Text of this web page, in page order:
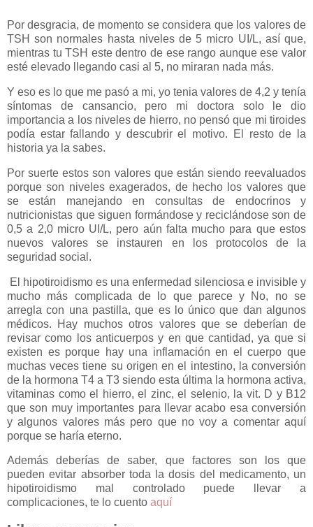
Por desgracia, de momento se considera que los valores de
TSH son normales hasta niveles de 5 micro UI/L, así que,
mientras tu TSH este dentro de ese rango aunque ese valor
esté elevado llegando casi al 5, no miraran nada más.
Y eso es lo que me pasó a mi, yo tenia valores de 4,2 y tenía
síntomas de cansancio, pero mi doctora solo le dio
importancia a los niveles de hierro, no pensó que mi tiroides
podía estar fallando y descubrir el motivo. El resto de la
historia ya la sabes.
Por suerte estos son valores que están siendo reevaluados
porque son niveles exagerados, de hecho los valores que
se están manejando en consultas de endocrinos y
nutricionistas que siguen formándose y reciclándose son de
0,5 a 2,0 micro UI/L, pero aún falta mucho para que estos
nuevos valores se instauren en los protocolos de la
seguridad social.
El hipotiroidismo es una enfermedad silenciosa e invisible y
mucho más complicada de lo que parece y No, no se
arregla con una pastilla, que es lo único que dan algunos
médicos. Hay muchos otros valores que se deberían de
revisar como los anticuerpos y en que cantidad, ya que si
existen es porque hay una inflamación en el cuerpo que
muchas veces tiene su origen en el intestino, la conversión
de la hormona T4 a T3 siendo esta última la hormona activa,
vitaminas como el hierro, el zinc, el selenio, la vit. D y B12
que son muy importantes para llevar acabo esa conversión
y algunos valores más pero que no voy a comentar aquí
porque se haría eterno.
Además deberías de saber, que factores son los que
pueden evitar absorber toda la dosis del medicamento, un
hipotiroidismo mal controlado puede llevar a
complicaciones, te lo cuento aquí